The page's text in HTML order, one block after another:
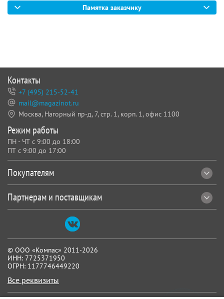
Памятка заказчику
© ООО «Компас» 2011-2026
ИНН: 7725371950
ОГРН: 1177746449220
Все реквизиты
Покупателям
Партнерам и поставщикам
Контакты
+7 (495) 215-52-41
mail@magazinot.ru
Москва, Нагорный пр-д, 7, стр. 1, корп. 1, офис 1100
Режим работы
ПН - ЧТ с 9:00 до 18:00
ПТ с 9:00 до 17:00